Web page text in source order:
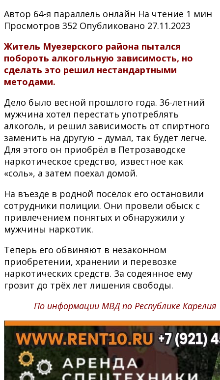
Автор 64-я параллель онлайн На чтение 1 мин
Просмотров 352 Опубликовано 27.11.2023
Житель Муезерского района пытался
побороть алкогольную зависимость, но
сделать это решил нестандартными
методами.
Дело было весной прошлого года. 36-летний
мужчина хотел перестать употреблять
алкоголь, и решил зависимость от спиртного
заменить на другую – думал, так будет легче.
Для этого он приобрёл в Петрозаводске
наркотическое средство, известное как
«соль», а затем поехал домой.
На въезде в родной посёлок его остановили
сотрудники полиции. Они провели обыск с
привлечением понятых и обнаружили у
мужчины наркотик.
Теперь его обвиняют в незаконном
приобретении, хранении и перевозке
наркотических средств. За содеянное ему
грозит до трёх лет лишения свободы.
По информации МВД по Республике Карелия